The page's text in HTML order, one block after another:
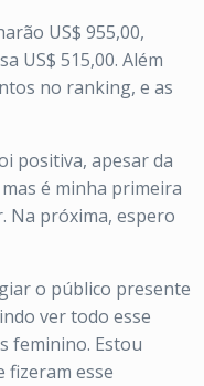
US$ 955,00,
US$ 515,00. Além
no ranking, e as
positiva, apesar da
é minha primeira
Na próxima, espero
o público presente
ver todo esse
feminino. Estou
fizeram esse